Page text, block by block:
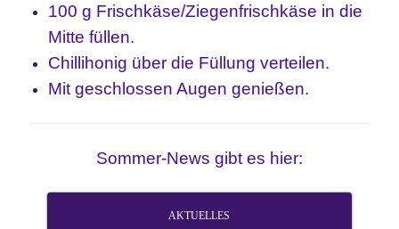
100 g Frischkäse/Ziegenfrischkäse in die
Mitte füllen.
Chillihonig über die Füllung verteilen.
Mit geschlossen Augen genießen.
Sommer-News gibt es hier:
AKTUELLES